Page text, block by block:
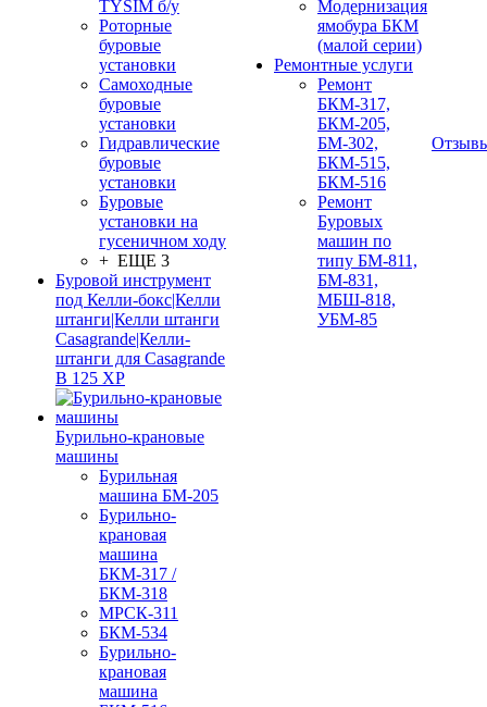
TYSIM б/у
Роторные
буровые
установки
Самоходные
буровые
установки
Гидравлические
буровые
установки
Буровые
установки на
гусеничном ходу
+ ЕЩЕ 3
Буровой инструмент
под Келли-бокс|Келли
штанги|Келли штанги
Casagrande|Келли-
штанги для Casagrande
B 125 XP
Бурильно-крановые
машины
Бурильная
машина БМ-205
Бурильно-
крановая
машина
БКМ-317 /
БКМ-318
МРСК-311
БКМ-534
Бурильно-
крановая
машина
Модернизация
ямобура БКМ
(малой серии)
Ремонтные услуги
Ремонт
БКМ-317,
БКМ-205,
БМ-302,
БКМ-515,
БКМ-516
Ремонт
Буровых
машин по
типу БМ-811,
БМ-831,
МБШ-818,
УБМ-85